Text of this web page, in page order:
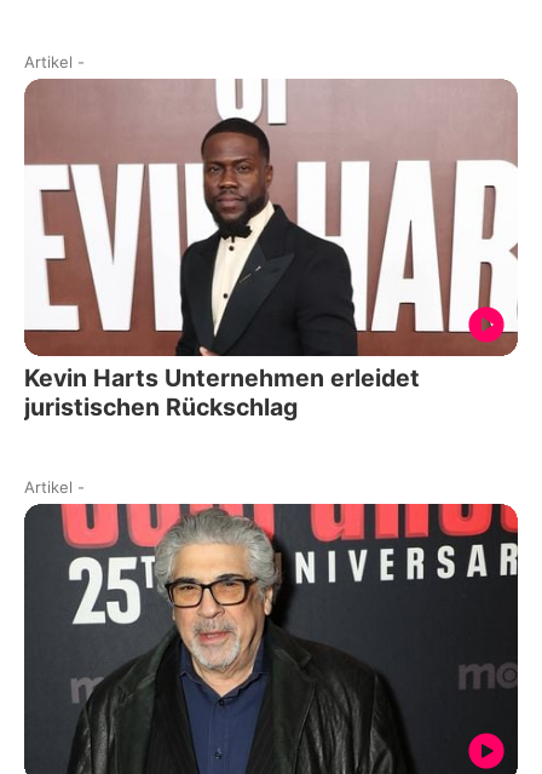
Artikel -
Kevin Harts Unternehmen erleidet
juristischen Rückschlag
Artikel -